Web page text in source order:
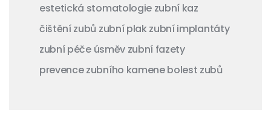
estetická stomatologie zubní kaz
čištění zubů zubní plak zubní implantáty
zubní péče úsměv zubní fazety
prevence zubního kamenebolest zubů